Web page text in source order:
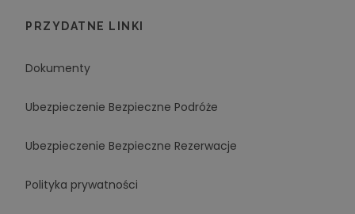
PRZYDATNE LINKI
Dokumenty
Ubezpieczenie Bezpieczne Podróże
Ubezpieczenie Bezpieczne Rezerwacje
Polityka prywatności